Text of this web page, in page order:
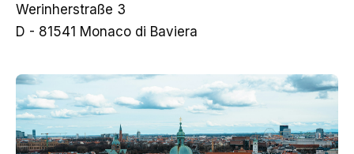
Werinherstraße 3
D - 81541 Monaco di Baviera